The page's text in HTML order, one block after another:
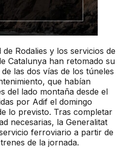
Rodalies y los servicios de
Catalunya han retomado su
las dos vías de los túneles
que habían
del lado montaña desde el
por Adif el domingo
lo previsto. Tras completar
necesarias, la Generalitat
ferroviario a partir de
de la jornada.